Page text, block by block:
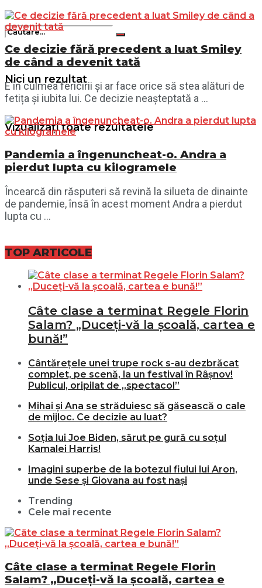
Nici un rezultat
Vizualizați toate rezultatele
Ce decizie fără precedent a luat Smiley
de când a devenit tată
E în culmea fericirii și ar face orice să stea alături de
fetița și iubita lui. Ce decizie neașteptată a ...
Pandemia a îngenuncheat-o. Andra a
pierdut lupta cu kilogramele
Încearcă din răsputeri să revină la silueta de dinainte
de pandemie, însă în acest moment Andra a pierdut
lupta cu ...
TOP ARTICOLE
Câte clase a terminat Regele Florin
Salam? „Duceți-vă la școală, cartea e
bună!”
Cântărețele unei trupe rock s-au dezbrăcat
complet, pe scenă, la un festival în Râșnov!
Publicul, oripilat de „spectacol”
Mihai și Ana se străduiesc să găsească o cale
de mijloc. Ce decizie au luat?
Soția lui Joe Biden, sărut pe gură cu soțul
Kamalei Harris!
Imagini superbe de la botezul fiului lui Aron,
unde Sese și Giovana au fost nași
Trending
Cele mai recente
Câte clase a terminat Regele Florin
Salam? „Duceți-vă la școală, cartea e